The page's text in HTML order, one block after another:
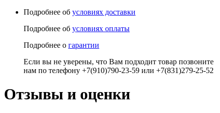
Подробнее об условиях доставки
Подробнее об условиях оплаты
Подробнее о гарантии
Если вы не уверены, что Вам подходит товар позвоните
нам по телефону +7(910)790-23-59 или +7(831)279-25-52
Отзывы и оценки